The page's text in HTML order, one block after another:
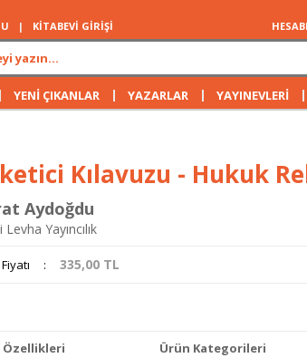
| KİTABEVİ GİRİŞİ
| YENİ ÇIKANLAR | YAZARLAR | YAYINEVLERİ |
Kılavuzu - Hukuk
Aydoğdu
Yayıncılık
: 335,00 TL
Özellikleri
Ürün Kategorileri